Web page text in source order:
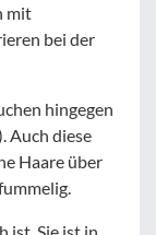
mit
bei der
hingegen
Auch diese
Haare über
ist. Sie ist in